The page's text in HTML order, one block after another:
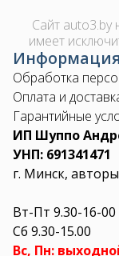
Сайт auto3.by
имеет
Информация
Обработка
Оплата и
Гарантийные
ИП Шуппо
УНП: 691341471
г. Минск,
Вт-Пт 9.30-16-00
Сб 9.30-15.00
Вс, Пн: